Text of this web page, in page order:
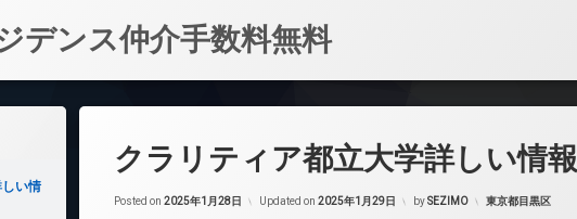
デンス仲介手数料無料
クラリティア都立大学詳しい情報
Posted on 2025年1月28日 Updated on 2025年1月29日 bySEZIMO カテゴリー:
東京都目黒区
しい情